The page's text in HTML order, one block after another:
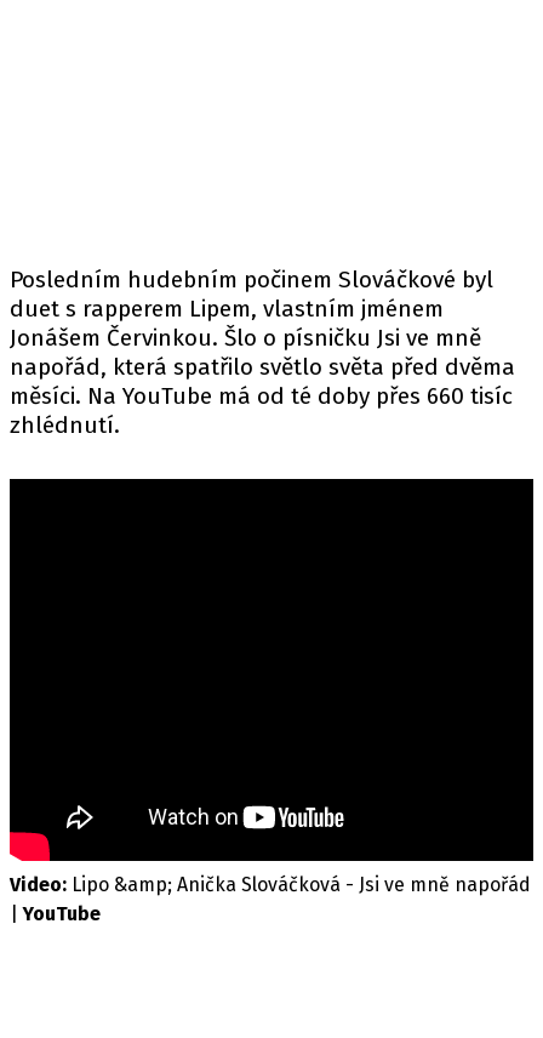
Posledním hudebním počinem Slováčkové byl
duet s rapperem Lipem, vlastním jménem
Jonášem Červinkou. Šlo o písničku Jsi ve mně
napořád, která spatřilo světlo světa před dvěma
měsíci. Na YouTube má od té doby přes 660 tisíc
zhlédnutí.
Video: Lipo &amp; Anička Slováčková - Jsi ve mně napořád
|YouTube